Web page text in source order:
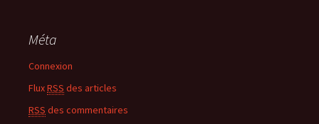
Méta
Connexion
FluxRSS des articles
RSS des commentaires